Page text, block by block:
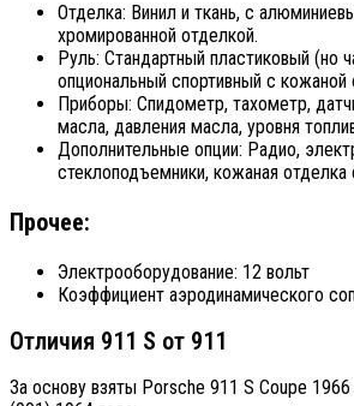
Отделка: Винил и ткань, с
хромированной отделкой.
Руль: Стандартный пластиковый (но
опциональный спортивный с кожаной
Приборы: Спидометр, тахометр,
масла, давления масла, уровня
Дополнительные опции: Радио,
стеклоподъемники, кожаная отделка
Прочее:
Электрооборудование: 12 вольт
Коэффициент аэродинамического
Отличия 911 S от 911
За основу взяты Porsche 911 S Coupe